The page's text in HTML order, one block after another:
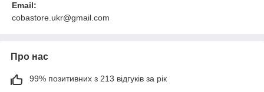
Email:
cobastore.ukr@gmail.com
Про нас
99% позитивних з 213 відгуків за рік